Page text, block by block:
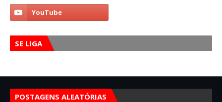
SE LIGA
POSTAGENS ALEATÓRIAS